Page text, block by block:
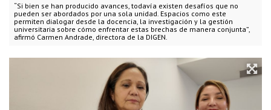
“Si bien se han producido avances, todavía existen desafíos que no
pueden ser abordados por una sola unidad. Espacios como este
permiten dialogar desde la docencia, la investigación y la gestión
universitaria sobre cómo enfrentar estas brechas de manera conjunta”,
afirmó Carmen Andrade, directora de la DIGEN.